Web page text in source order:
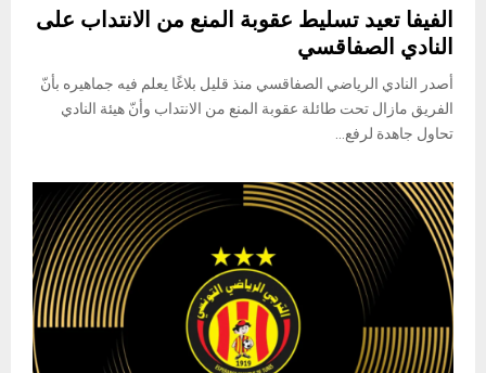
الفيفا تعيد تسليط عقوبة المنع من الانتداب على
النادي الصفاقسي
أصدر النادي الرياضي الصفاقسي منذ قليل بلاغًا يعلم فيه جماهيره بأنّ
الفريق مازال تحت طائلة عقوبة المنع من الانتداب وأنّ هيئة النادي
تحاول جاهدة لرفع...